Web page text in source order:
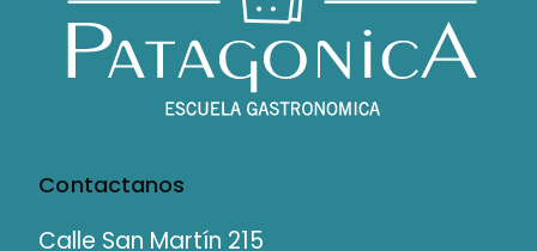
Contactanos
Calle San Martín 215